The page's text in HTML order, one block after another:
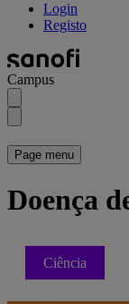
Login
Registo
Campus
Page menu
Doença
Ciência